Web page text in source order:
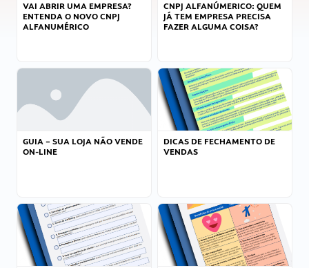
VAI ABRIR UMA EMPRESA?
ENTENDA O NOVO CNPJ
ALFANUMÉRICO
CNPJ ALFANÚMERICO: QUEM
JÁ TEM EMPRESA PRECISA
FAZER ALGUMA COISA?
GUIA – SUA LOJA NÃO VENDE
ON-LINE
DICAS DE FECHAMENTO DE
VENDAS